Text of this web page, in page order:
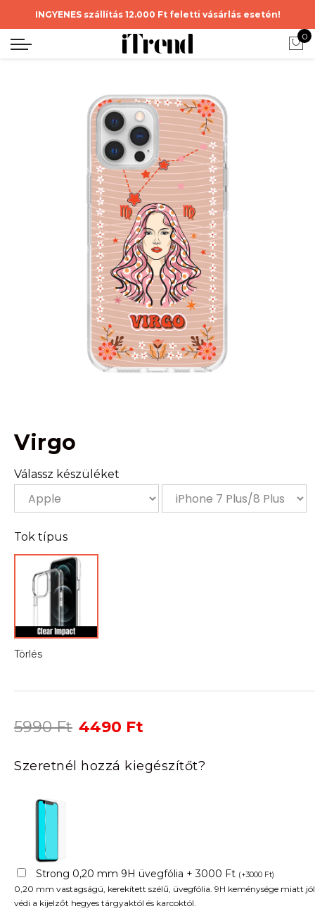
INGYENES szállítás 12.000 Ft feletti vásárlás esetén!
0
Virgo
Válassz készüléket
Tok típus
Törlés
5990Ft Original
was:
5990 Ft.
4490 Ft
is:
4490 Ft.
Szeretnél hozzá kiegészítőt?
Strong 0,20 mm 9H üvegfólia + 3000 Ft (+3000 Ft)
0,20 mm vastagságú, kerekített szélű, üvegfólia. 9H keménysége miatt jól
védi a kijelzőt hegyes tárgyaktól és karcoktól.